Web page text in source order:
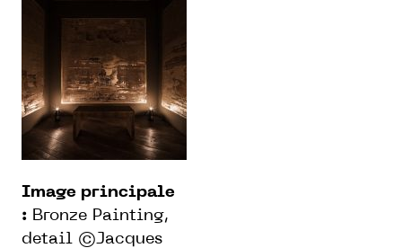
Image principale
: Bronze Painting,
detail ©Jacques